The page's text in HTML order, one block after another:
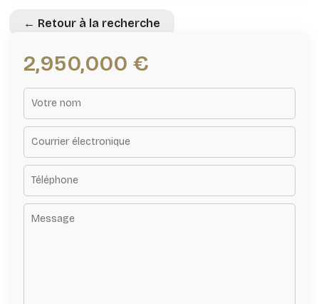
← Retour à la recherche
2,950,000 €